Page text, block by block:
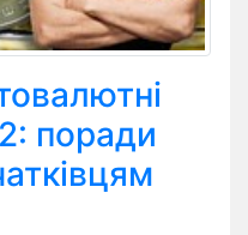
поради